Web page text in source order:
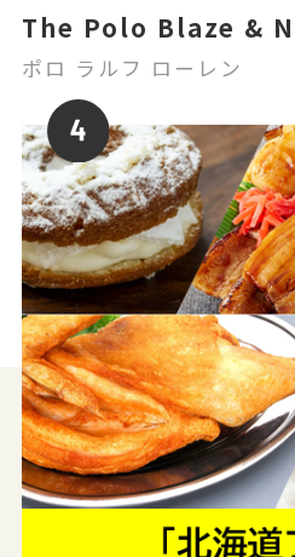
The Polo Blaze &
ポロ ラルフ ローレン